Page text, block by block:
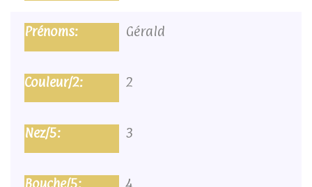
Gérald
2
3
4